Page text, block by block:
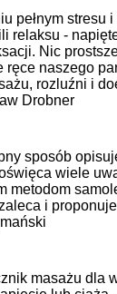
pełnym stresu
relaksu -
Nic
ręce naszego
rozluźni i
Drobner
sposób
wiele
metodom
i
masażu dla